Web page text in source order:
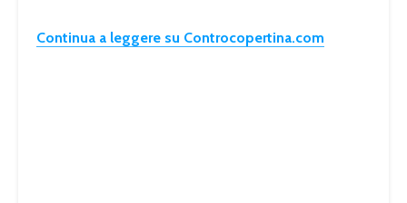
Continua a leggere su Controcopertina.com